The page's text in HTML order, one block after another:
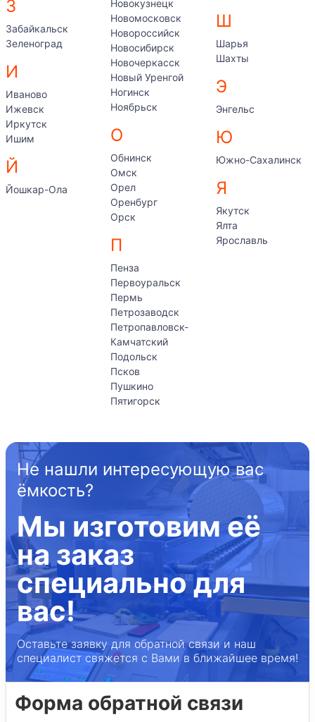
З
Забайкальск
Зеленоград
И
Иваново
Ижевск
Иркутск
Ишим
Й
Йошкар-Ола
Новокузнецк
Новомосковск
Новороссийск
Новосибирск
Новочеркасск
Новый Уренгой
Ногинск
Ноябрьск
О
Обнинск
Омск
Орел
Оренбург
Орск
П
Пенза
Первоуральск
Пермь
Петрозаводск
Петропавловск-
Камчатский
Подольск
Псков
Пушкино
Пятигорск
Ш
Шарья
Шахты
Э
Энгельс
Ю
Южно-Сахалинск
Я
Якутск
Ялта
Ярославль
Не нашли интересующую вас
ёмкость?
Мы изготовим её
на заказ
специально для
вас!
Оставьте заявку для обратной связи и наш
специалист свяжется с Вами в ближайшее время!
Форма обратной связи